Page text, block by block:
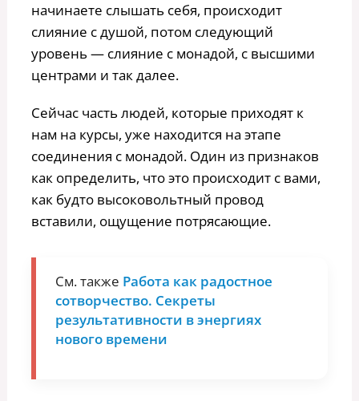
начинаете слышать себя, происходит
слияние с душой, потом следующий
уровень — слияние с монадой, с высшими
центрами и так далее.
Сейчас часть людей, которые приходят к
нам на курсы, уже находится на этапе
соединения с монадой. Один из признаков
как определить, что это происходит с вами,
как будто высоковольтный провод
вставили, ощущение потрясающие.
См. также Работа как радостное
сотворчество. Секреты
результативности в энергиях
нового времени